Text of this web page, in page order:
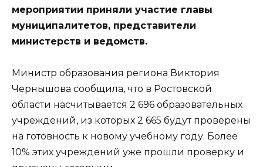
мероприятии приняли участие главы
муниципалитетов, представители
министерств и ведомств.
Министр образования региона Виктория
Чернышова сообщила, что в Ростовской
области насчитывается 2 696 образовательных
учреждений, из которых 2 665 будут проверены
на готовность к новому учебному году. Более
10% этих учреждений уже прошли проверку и